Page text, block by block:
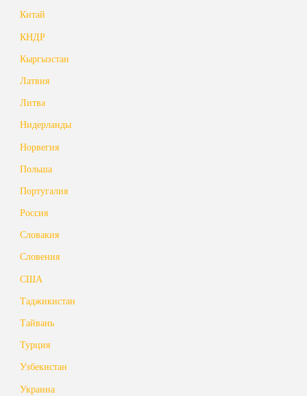
Китай
КНДР
Кыргызстан
Латвия
Литва
Нидерланды
Норвегия
Польша
Португалия
Россия
Словакия
Словения
США
Таджикистан
Тайвань
Турция
Узбекистан
Украина